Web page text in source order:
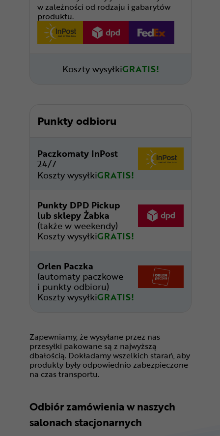
w zależności od rodzaju i gabarytów
produktu.
Koszty wysyłkiGRATIS!
Punkty odbioru
Paczkomaty InPost
24/7
Koszty wysyłkiGRATIS!
Punkty DPD Pickup
lub sklepy Żabka
(także w weekendy)
Koszty wysyłkiGRATIS!
Orlen Paczka
(automaty paczkowe
i punkty odbioru)
Koszty wysyłkiGRATIS!
Zapewniamy, że wysyłane przez nas
przesyłki pakowane są z najwyższą
dbałością. Dokładamy wszelkich starań, aby
produkty były odpowiednio zabezpieczone
na czas transportu.
Odbiór zamówienia w naszych
salonach stacjonarnych